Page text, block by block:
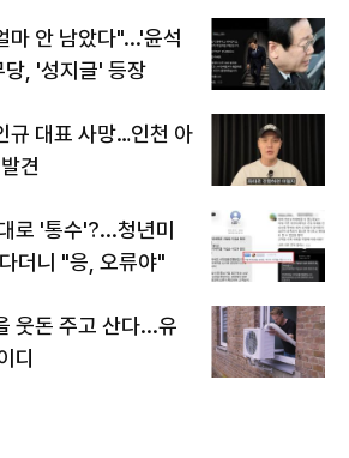
마 안 남았다"...'윤석
당, '성지글' 등장
규 대표 사망…인천 아
견
로 '통수'?...청년미
더니 "응, 오류야"
웃돈 주고 산다...유
디